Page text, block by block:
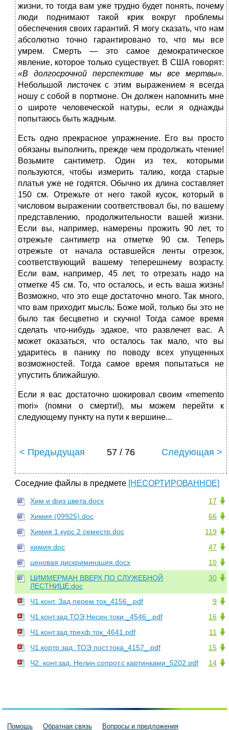
жизни, то тогда вам уже трудно будет понять, почему
люди поднимают такой крик вокруг проблемы
обеспечения своих гарантий. Я могу сказать, что нам
абсолютно точно гарантировано то, что мы все
умрем. Смерть — это самое демократическое
явление, которое только существует. В США говорят:
«В долгосрочной перспективе мы все мертвы».
Небольшой листочек с этим выражением я всегда
ношу с собой в портмоне. Он должен напомнить мне
о широте человеческой натуры, если я однажды
попытаюсь быть жадным.
Есть одно прекрасное упражнение. Его вы просто
обязаны выполнить, прежде чем продолжать чтение!
Возьмите сантиметр. Один из тех, которыми
пользуются, чтобы измерить талию, когда старые
платья уже не годятся. Обычно их длина составляет
150 см. Отрежьте от него такой кусок, который в
числовом выражении соответствовал бы, по вашему
представлению, продолжительности вашей жизни.
Если вы, например, намерены прожить 90 лет, то
отрежьте сантиметр на отметке 90 см. Теперь
отрежьте от начала оставшейся ленты отрезок,
соответствующий вашему теперешнему возрасту.
Если вам, например, 45 лет, то отрезать надо на
отметке 45 см. То, что осталось, и есть ваша жизнь!
Возможно, что это еще достаточно много. Так много,
что вам приходит мысль: Боже мой, только бы это не
было так бесцветно и скучно! Тогда самое время
сделать что-нибудь эдакое, что развлечет вас. А
может оказаться, что осталось так мало, что вы
ударитесь в панику по поводу всех упущенных
возможностей. Тогда самое время попытаться не
упустить ближайшую.
Если я вас достаточно шокировал своим «memento
mori» (помни о смерти!), мы можем перейти к
следующему пункту на пути к вершине...
< Предыдущая 57 / 76 Следующая >
Соседние файлы в предмете [НЕСОРТИРОВАННОЕ]
17
Хим и физ цвета.docx
66
Химия (09925).doc
119
Химия 1 курс 2 семестр.doc
47
химия.doc
10
ценовая дискриминация.docx
30
ЦИММЕРМАН ВВЕРХ ПО СЛУЖЕБНОЙ
ЛЕСТНИЦЕ.doc
9
Ч1.конт. Зад перем ток_4156_.pdf
16
Ч1.конт.зад.ТОЭ,Несин.токи _4546_.pdf
11
Ч1.конт.зад.трехф.ток_4641.pdf
15
Ч1.кортр.зад. ТОЭ пост.тока_4157_.pdf
14
Ч2. конт.зад. Нелин.сопрот.с картинками_5202.pdf
Помощь Обратная связь Вопросы и предложения